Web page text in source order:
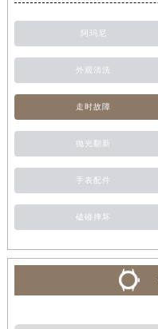
阿玛尼
外观清洗
走时故障
抛光翻新
手表配件
磕碰摔坏